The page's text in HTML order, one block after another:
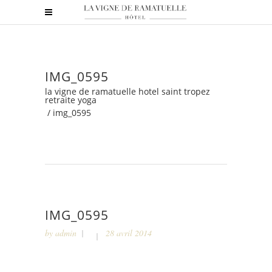
IMG_0595
la vigne de ramatuelle hotel saint tropez
retraite yoga
/ img_0595
IMG_0595
by admin 28 avril 2014